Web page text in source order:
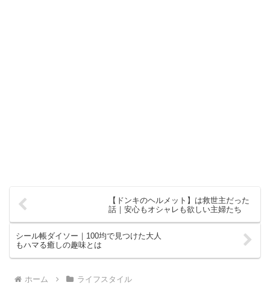
【ドンキのヘルメット】は救世主だった
話｜安心もオシャレも欲しい主婦たち
シール帳ダイソー｜100均で見つけた大人
もハマる癒しの趣味とは
ホーム ライフスタイル